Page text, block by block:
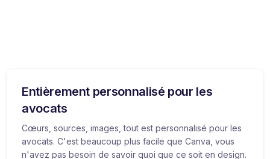
Entièrement personnalisé pour les
avocats
Cœurs, sources, images, tout est personnalisé pour les
avocats. C'est beaucoup plus facile que Canva, vous
n'avez pas besoin de savoir quoi que ce soit en design.